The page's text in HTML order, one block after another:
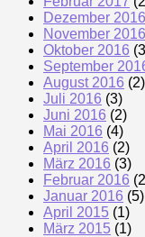
Dezember 2016
November 2016
Oktober 2016
September
August 2016 (2)
Juli 2016 (3)
Juni 2016 (2)
Mai 2016 (4)
April 2016 (2)
März 2016 (3)
Februar 2016
Januar 2016 (5)
April 2015 (1)
März 2015 (1)